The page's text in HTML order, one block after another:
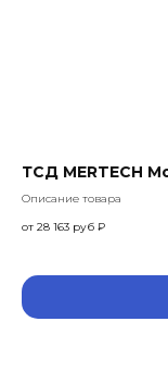
ТСД MERTECH
Описание товара
от 28 163 руб ₽